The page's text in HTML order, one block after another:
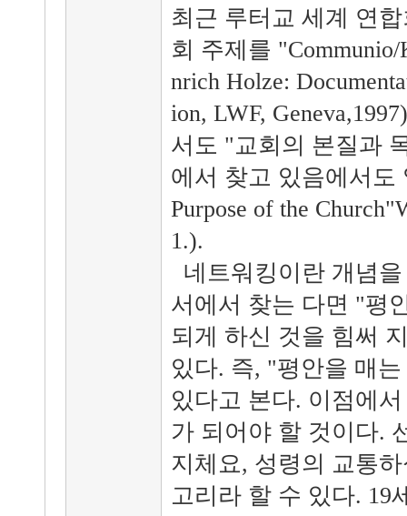
최근 루터교 세계 연
회 주제를
nrich Holze:
ion, LWF,
서도 "교회의 본질과
에서 찾고 있음에서도
Purpose of the
1.).
네트워킹이란 개념
서에서 찾는 다면 "평
되게 하신 것을 힘써
있다. 즉, "평안을 매
있다고 본다. 이점에
가 되어야 할 것이다.
지체요, 성령의 교통
고리라 할 수 있다. 19